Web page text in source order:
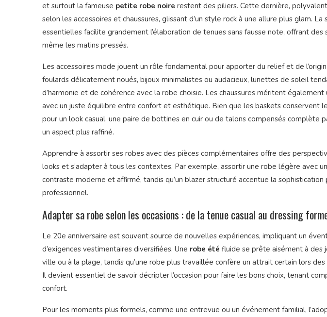
et surtout la fameuse petite robe noire restent des piliers. Cette dernière,
selon les accessoires et chaussures, glissant d’un style rock à une allure plus glam.
essentielles facilite grandement l’élaboration de tenues sans fausse note, offrant
même les matins pressés.
Les accessoires mode jouent un rôle fondamental pour apporter du relief et de
foulards délicatement noués, bijoux minimalistes ou audacieux, lunettes de soleil
d’harmonie et de cohérence avec la robe choisie. Les chaussures méritent
avec un juste équilibre entre confort et esthétique. Bien que les baskets conservent
pour un look casual, une paire de bottines en cuir ou de talons compensés complète
un aspect plus raffiné.
Apprendre à assortir ses robes avec des pièces complémentaires offre des
looks et s’adapter à tous les contextes. Par exemple, assortir une robe légère avec
contraste moderne et affirmé, tandis qu’un blazer structuré accentue la
professionnel.
Adapter sa robe selon les occasions : de la tenue casual au dressing
Le 20e anniversaire est souvent source de nouvelles expériences, impliquant un
d’exigences vestimentaires diversifiées. Une robe été fluide se prête aisément à des
ville ou à la plage, tandis qu’une robe plus travaillée confère un attrait certain lors
Il devient essentiel de savoir décripter l’occasion pour faire les bons choix, tenant
confort.
Pour les moments plus formels, comme une entrevue ou un événement familial,